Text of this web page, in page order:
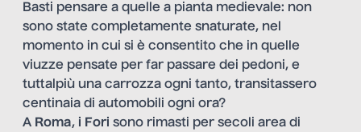
Basti pensare a quelle a pianta medievale: non
sono state completamente snaturate, nel
momento in cui si è consentito che in quelle
viuzze pensate per far passare dei pedoni, e
tuttalpiù una carrozza ogni tanto, transitassero
centinaia di automobili ogni ora?
A Roma, i Fori sono rimasti per secoli area di